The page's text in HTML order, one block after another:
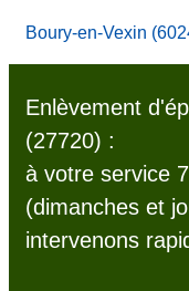
Boury-en-Vexin
Enlèvement
(27720) :
à votre service
(dimanches et
intervenons